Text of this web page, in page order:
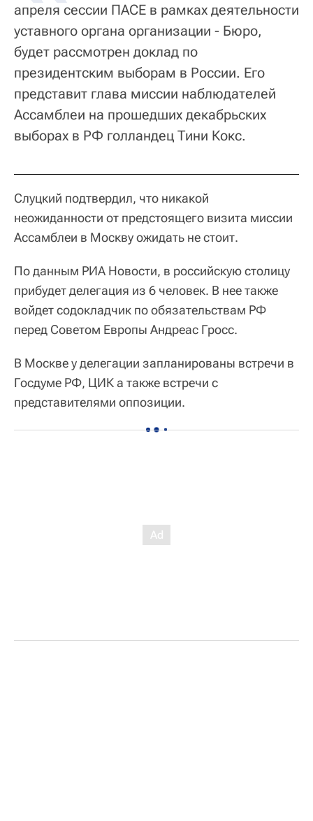
апреля сессии ПАСЕ в рамках деятельности
уставного органа организации - Бюро,
будет рассмотрен доклад по
президентским выборам в России. Его
представит глава миссии наблюдателей
Ассамблеи на прошедших декабрьских
выборах в РФ голландец Тини Кокс.
Слуцкий подтвердил, что никакой
неожиданности от предстоящего визита миссии
Ассамблеи в Москву ожидать не стоит.
По данным РИА Новости, в российскую столицу
прибудет делегация из 6 человек. В нее также
войдет содокладчик по обязательствам РФ
перед Советом Европы Андреас Гросс.
В Москве у делегации запланированы встречи в
Госдуме РФ, ЦИК а также встречи с
представителями оппозиции.